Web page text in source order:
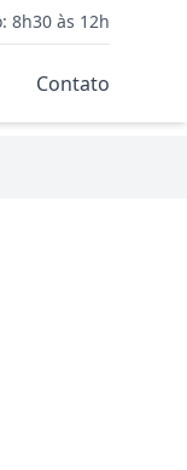
8h30 às 12h
Contato